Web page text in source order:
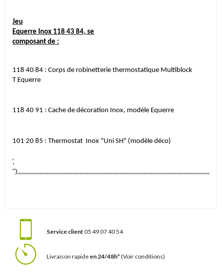
Jeu
Equerre Inox 118 43 84, se
composant de :
118 40 84 : Corps de robinetterie thermostatique Multiblock
T Equerre
118 40 91 : Cache de décoration Inox, modèle Equerre
101 20 85 : Thermostat Inox "Uni SH" (modèle déco)
',
Service client 05 49 07 40 54
Livraison rapide en 24/48h*(Voir conditions)